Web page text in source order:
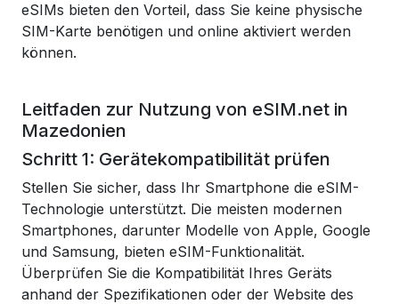
eSIMs bieten den Vorteil, dass Sie keine physische
SIM-Karte benötigen und online aktiviert werden
können.
Leitfaden zur Nutzung von eSIM.net in
Mazedonien
Schritt 1: Gerätekompatibilität prüfen
Stellen Sie sicher, dass Ihr Smartphone die eSIM-
Technologie unterstützt. Die meisten modernen
Smartphones, darunter Modelle von Apple, Google
und Samsung, bieten eSIM-Funktionalität.
Überprüfen Sie die Kompatibilität Ihres Geräts
anhand der Spezifikationen oder der Website des